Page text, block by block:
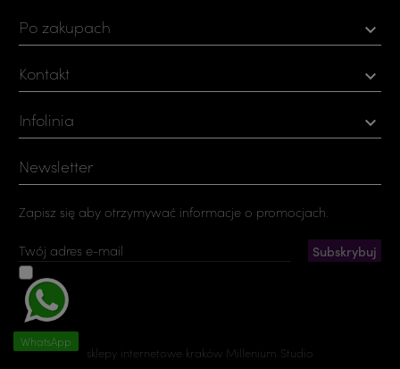
Po zakupach 
Kontakt 
Infolinia 
WhatsApp
Newsletter
Zapisz się aby otrzymywać informacje o promocjach.
prywatności
Możesz zrezygnować w każdej chwili. W tym celu należy odnaleźć
szczegóły w naszej informacji prawnej.
sklepy internetowe kraków Millenium Studio